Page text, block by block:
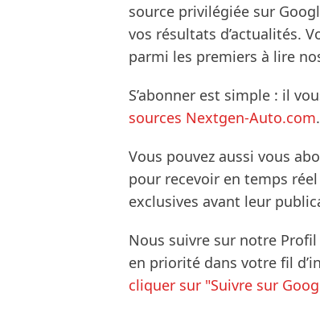
source privilégiée sur
vos résultats d’actualités.
parmi les premiers à lire
S’abonner est simple : il
sources Nextgen-Auto.com.
Vous pouvez aussi vous
pour recevoir en temps
exclusives avant leur
Nous suivre sur notre
en priorité dans votre fil
cliquer sur "Suivre sur